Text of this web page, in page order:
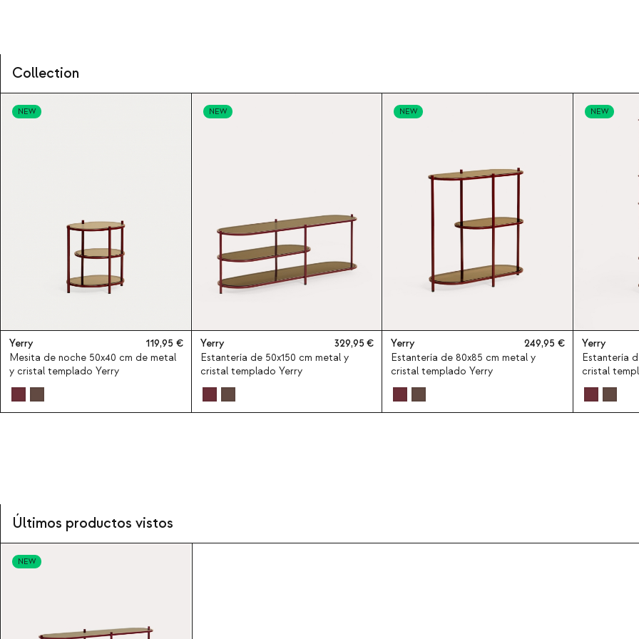
Collection
NEW
Yerry
119,95
Mesita de noche 50x40 cm de metal
y cristal templado Yerry
NEW
Yerry
329,95
Estantería de 50x150 cm metal y
cristal templado Yerry
NEW
Yerry
249,95
Estantería de 80x85 cm metal y
cristal templado Yerry
NEW
Yerry
Estantería
cristal
Últimos productos vistos
NEW